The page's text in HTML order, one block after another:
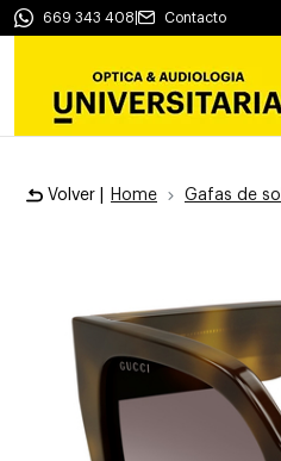
669 343 408 Contacto
Volver | Home Gafas de sol